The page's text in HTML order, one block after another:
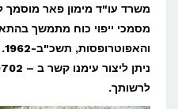
משרד עו"ד מימון פאר
מסמכי ייפוי כוח מתמשך
ניתן ליצור עימנו קשר ב – 072-3939702
לרשותך.